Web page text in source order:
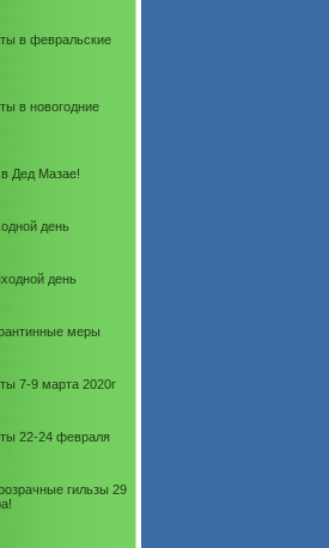
в февральские
в новогодние
Дед Мазае!
день
день
меры
7-9 марта 2020г
22-24 февраля
гильзы 29